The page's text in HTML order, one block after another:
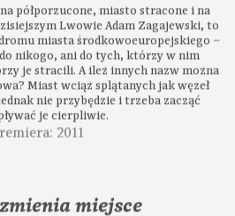
półporzucone, miasto stracone i na
Lwowie Adam Zagajewski, to
miasta środkowoeuropejskiego –
nikogo, ani do tych, którzy w nim
je stracili. A ileż innych nazw można
Miast wciąż splątanych jak węzeł
nie przybędzie i trzeba zacząć
je cierpliwie.
2011
miejsce